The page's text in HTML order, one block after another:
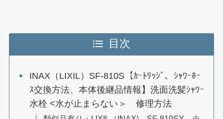
目次
INAX（LIXIL）SF-810S【ｶｰﾄﾘｯｼﾞ、ｼｬﾜｰﾎｰ
ｽ交換方法、本体後継品情報】洗面洗髪ｼｬﾜｰ
水栓 <水が止まらない＞ 修理方法